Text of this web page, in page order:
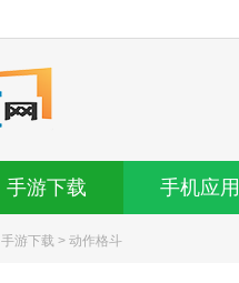
手游下载 手机应用
手游下载 > 动作格斗